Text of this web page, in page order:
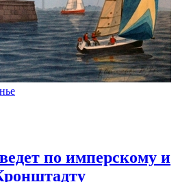
по имперскому и